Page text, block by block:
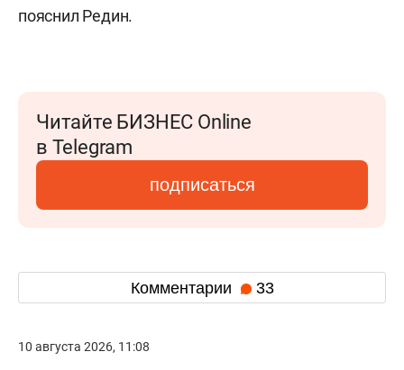
пояснил Редин.
Читайте БИЗНЕС Online
в Telegram
подписаться
Комментарии 33
10 августа 2026, 11:08